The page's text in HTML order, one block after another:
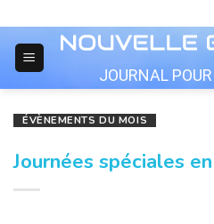
to
content
JOURNAL
ÉVÈNEMENTS DU MOIS
Journées spéciales